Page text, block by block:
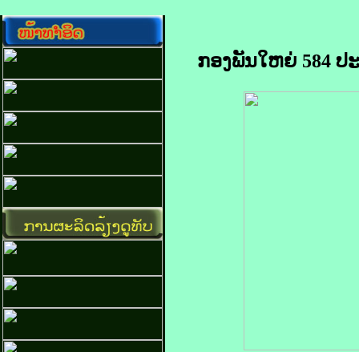
ກອງພັນໃຫຍ່ 584 ປ